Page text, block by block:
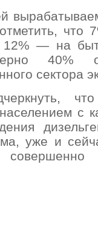
что
12% — на
40%
сектора
что
с
уже и